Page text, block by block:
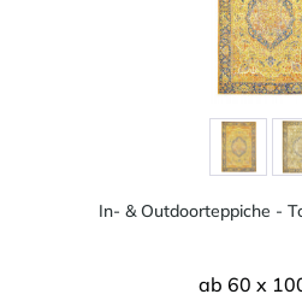
In- & Outdoorteppiche -
ab 60 x